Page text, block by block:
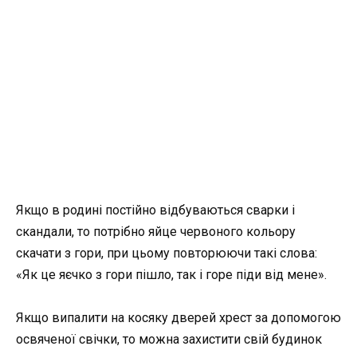
Якщо в родині постійно відбуваються сварки і
скандали, то потрібно яйце червоного кольору
скачати з гори, при цьому повторюючи такі слова:
«Як це яєчко з гори пішло, так і горе піди від мене».
Якщо випалити на косяку дверей хрест за допомогою
освяченої свічки, то можна захистити свій будинок